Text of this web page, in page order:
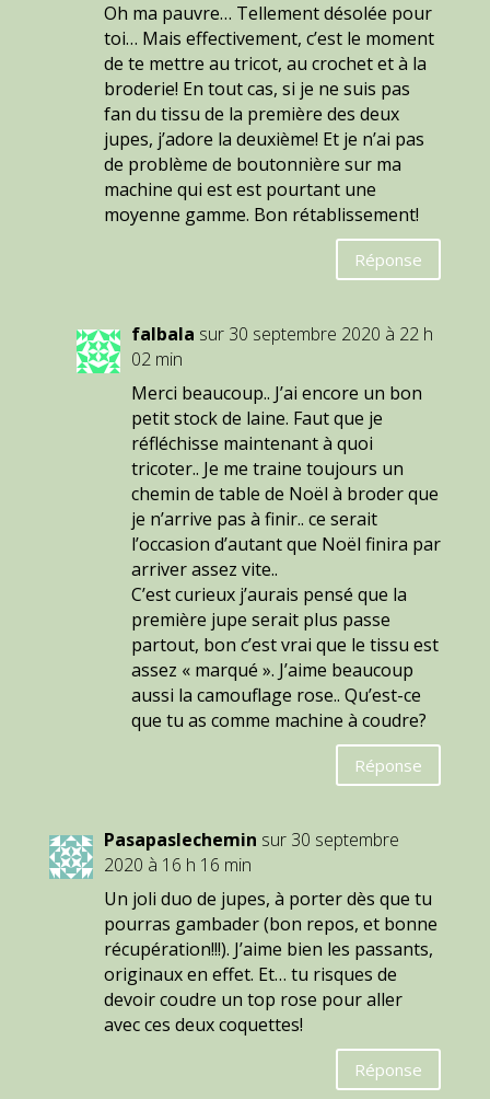
Oh ma pauvre… Tellement désolée pour
toi… Mais effectivement, c’est le moment
de te mettre au tricot, au crochet et à la
broderie! En tout cas, si je ne suis pas
fan du tissu de la première des deux
jupes, j’adore la deuxième! Et je n’ai pas
de problème de boutonnière sur ma
machine qui est est pourtant une
moyenne gamme. Bon rétablissement!
Réponse
falbala sur 30 septembre 2020 à 22 h
02 min
Merci beaucoup.. J’ai encore un bon
petit stock de laine. Faut que je
réfléchisse maintenant à quoi
tricoter.. Je me traine toujours un
chemin de table de Noël à broder que
je n’arrive pas à finir.. ce serait
l’occasion d’autant que Noël finira par
arriver assez vite..
C’est curieux j’aurais pensé que la
première jupe serait plus passe
partout, bon c’est vrai que le tissu est
assez « marqué ». J’aime beaucoup
aussi la camouflage rose.. Qu’est-ce
que tu as comme machine à coudre?
Réponse
Pasapaslechemin sur 30 septembre
2020 à 16 h 16 min
Un joli duo de jupes, à porter dès que tu
pourras gambader (bon repos, et bonne
récupération!!!). J’aime bien les passants,
originaux en effet. Et… tu risques de
devoir coudre un top rose pour aller
avec ces deux coquettes!
Réponse